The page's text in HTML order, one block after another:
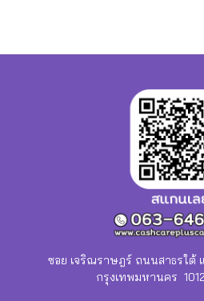
ซอย เจริณราษฎร์ ถนนสาธรใต้
กรุงเทพมหานคร